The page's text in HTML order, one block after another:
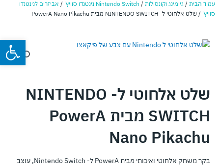
עמוד הבית / גיימינג וקונסולות / Nintendo Switch נינטנדו סוויץ' / אביזרים לנינטנדו
סוויץ' / שלט אלחוטי ל- NINTENDO SWITCH מבית PowerA Nano Pikachu
שלט אלחוטי ל- NINTENDO
SWITCH מבית PowerA
Nano Pikachu
בקר משחק אלחוטי ואיכותי מבית PowerA ל- Nintendo Switch, עוצב